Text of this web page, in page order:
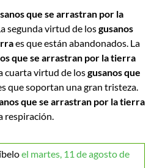
que se arrastran por la
segunda virtud de losgusanos
es que están abandonados. La
que se arrastran por la tierra
cuarta virtud de losgusanos que
que soportan una gran tristeza.
que se arrastran por la tierra
respiración.
el martes, 11 de agosto de